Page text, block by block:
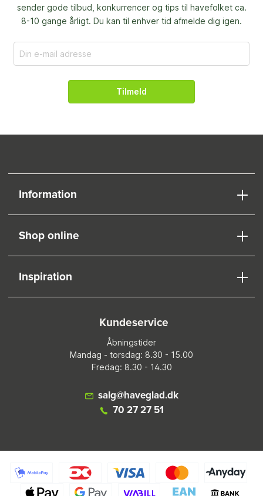
sender gode tilbud, konkurrencer og tips til havefolket ca.
8-10 gange årligt. Du kan til enhver tid afmelde dig igen.
Tilmeld
Information
Shop online
Inspiration
Kundeservice
Åbningstider
Mandag - torsdag: 8.30 - 15.00
Fredag: 8.30 - 14.30
salg@haveglad.dk
70 27 27 51